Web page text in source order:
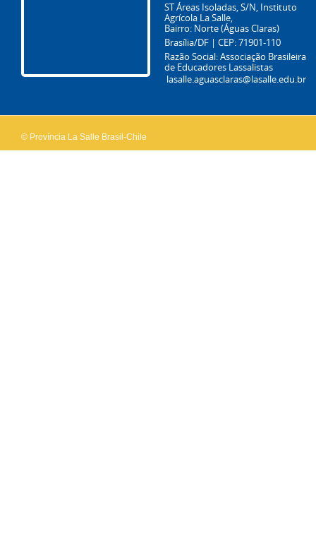
ST Áreas Isoladas, S/N, Instituto
Agrícola La Salle,
Bairro: Norte (Águas Claras)
Brasília/DF | CEP: 71901-110
Razão Social: Associação Brasileira
de Educadores Lassalistas
lasalle.aguasclaras@lasalle.edu.br
© Província La Salle Brasil-Chile